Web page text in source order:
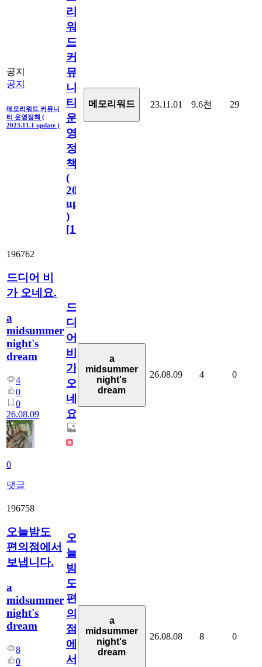
공지
공지
메모리워드 커뮤니
티 운영정책 (
2023.11.1 update )
리
워
드
커
뮤
니
티
운
영
정
책
(
2023.11.1
update
)
[110
메모리워드 23.11.01 9.6천 29
196762
드디어 비
가 오네요.
a
midsummer
night's
dream
4
0
0
26.08.09
0
댓글
드
디
어
비
가
오
네
요.
a
midsummer
night's
dream
26.08.09 4 0
196758
오늘밤도
편의점에서
보냅니다.
a
midsummer
night's
dream
8
0
오
늘
밤
도
편
의
점
에
서
a
midsummer
night's
dream
26.08.08 8 0